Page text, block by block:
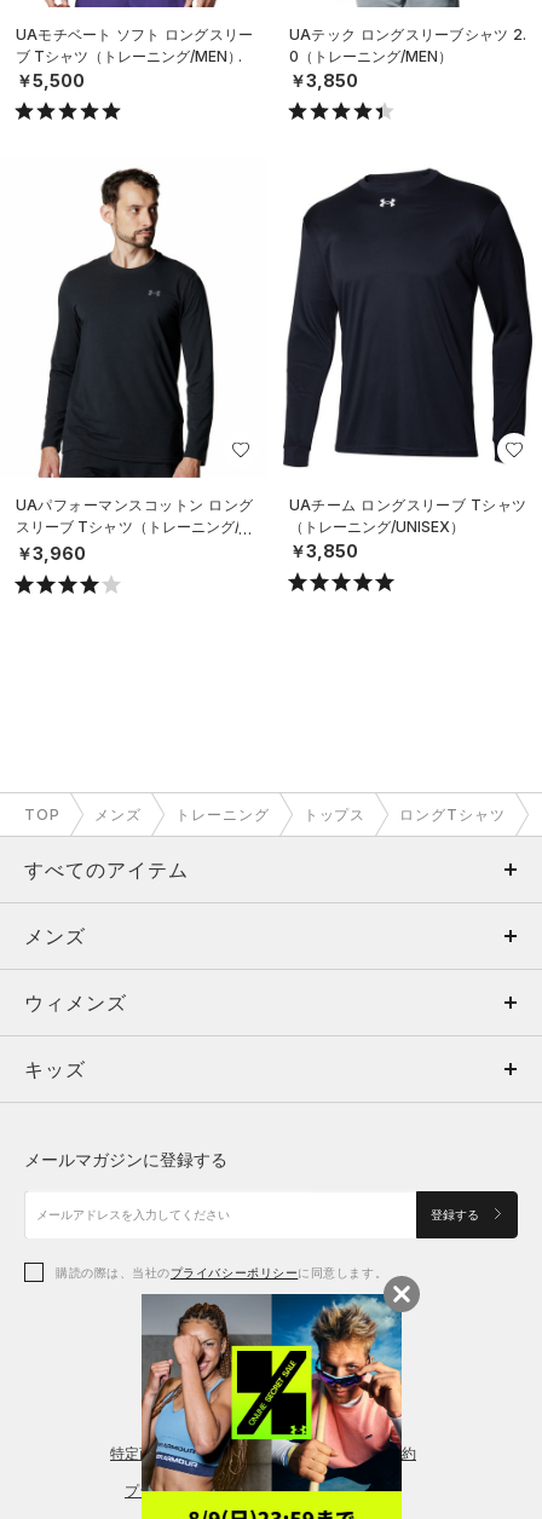
UAモチベート ソフト ロングスリー
ブ Tシャツ（トレーニング/MEN）
￥5,500
UAテック ロングスリーブシャツ 2.
0（トレーニング/MEN）
￥3,850
UAパフォーマンスコットン ロング
スリーブ Tシャツ（トレーニング/M
EN）
￥3,960
UAチーム ロングスリーブ Tシャツ
（トレーニング/UNISEX）
￥3,850
TOP メンズ トレーニング トップス ロングTシャツ
すべてのアイテム
メンズ
ウィメンズ
キッズ
アクセサリー
メンズ
トップス
ボトムス
アクセサリー
ウィメンズ
トップス
シューズ
アクセサリー
レギンス＆タイツ
キッズ
シューズ
メールマガジンに登録する
登録する
購読の際は、当社のプライバシーポリシーに同意します。
特定商取引法に基づく通販の表記 会員規約
プライバシーポリシー